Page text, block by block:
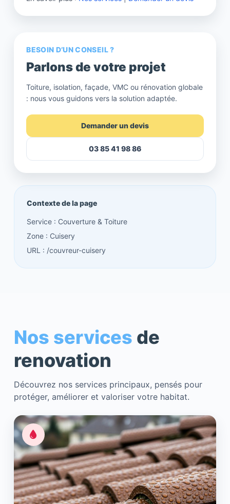
BESOIN D’UN CONSEIL ?
Parlons de votre projet
Toiture, isolation, façade, VMC ou rénovation globale
: nous vous guidons vers la solution adaptée.
Demander un devis
03 85 41 98 86
Contexte de la page
Service : Couverture & Toiture
Zone : Cuisery
URL : /couvreur-cuisery
Nos services de
renovation
Découvrez nos services principaux, pensés pour
protéger, améliorer et valoriser votre habitat.